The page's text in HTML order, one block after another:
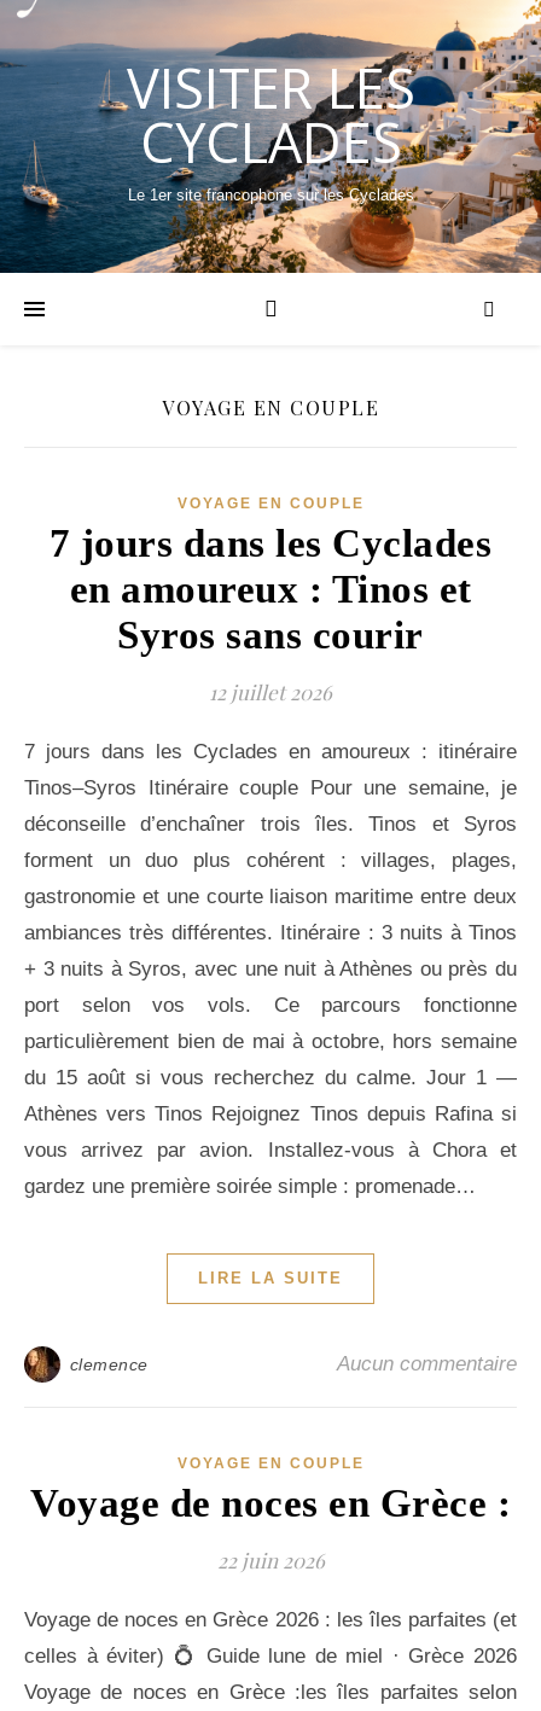
VISITER LES
CYCLADES
Le 1er site francophone sur les Cyclades
VOYAGE EN COUPLE
VOYAGE EN COUPLE
7 jours dans les Cyclades
en amoureux : Tinos et
Syros sans courir
12 juillet 2026
7 jours dans les Cyclades en amoureux : itinéraire
Tinos–Syros Itinéraire couple Pour une semaine, je
déconseille d’enchaîner trois îles. Tinos et Syros
forment un duo plus cohérent : villages, plages,
gastronomie et une courte liaison maritime entre deux
ambiances très différentes. Itinéraire : 3 nuits à Tinos
+ 3 nuits à Syros, avec une nuit à Athènes ou près du
port selon vos vols. Ce parcours fonctionne
particulièrement bien de mai à octobre, hors semaine
du 15 août si vous recherchez du calme. Jour 1 —
Athènes vers Tinos Rejoignez Tinos depuis Rafina si
vous arrivez par avion. Installez-vous à Chora et
gardez une première soirée simple : promenade…
LIRE LA SUITE
clemence Aucun commentaire
VOYAGE EN COUPLE
Voyage de noces en Grèce :
22 juin 2026
Voyage de noces en Grèce 2026 : les îles parfaites (et
celles à éviter) 💍 Guide lune de miel · Grèce 2026
Voyage de noces en Grèce :les îles parfaites selon